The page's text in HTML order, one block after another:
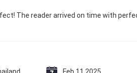
The reader arrived on time with